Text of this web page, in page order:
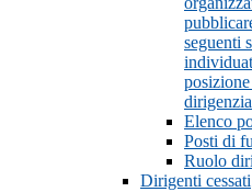
seguenti
Elenco
Posti di
Ruolo
Dirigenti cessati